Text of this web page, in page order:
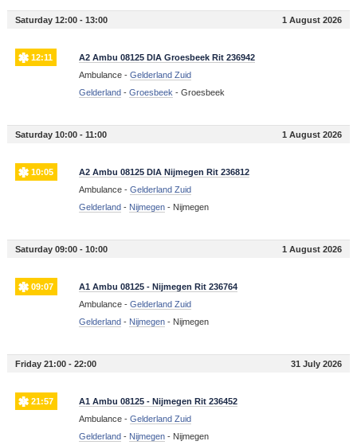
Saturday 12:00 - 13:00 1 August 2026
12:11
A2 Ambu 08125 DIA Groesbeek Rit 236942
Ambulance - Gelderland Zuid
Gelderland- Groesbeek - Groesbeek
Saturday 10:00 - 11:00 1 August 2026
10:05
A2 Ambu 08125 DIA Nijmegen Rit 236812
Ambulance - Gelderland Zuid
Gelderland- Nijmegen- Nijmegen
Saturday 09:00 - 10:00 1 August 2026
09:07
A1 Ambu 08125 - Nijmegen Rit 236764
Ambulance - Gelderland Zuid
Gelderland- Nijmegen- Nijmegen
Friday 21:00 - 22:00 31 July 2026
21:57
A1 Ambu 08125 - Nijmegen Rit 236452
Ambulance - Gelderland Zuid
Gelderland- Nijmegen- Nijmegen